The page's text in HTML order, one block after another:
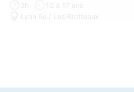
2h
10 à 17 ans
Lyon 6e / Les Brotteaux